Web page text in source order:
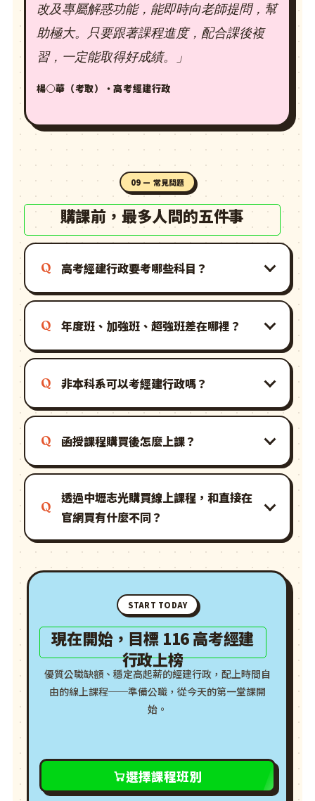
改及專屬解惑功能，能即時向老師提問，幫
助極大。只要跟著課程進度，配合課後複
習，一定能取得好成績。」
楊○華（考取）・高考經建行政
09 — 常見問題
購課前，最多人問的五件事
高考經建行政要考哪些科目？
年度班、加強班、超強班差在哪裡？
非本科系可以考經建行政嗎？
函授課程購買後怎麼上課？
透過中壢志光購買線上課程，和直接在
官網買有什麼不同？
START TODAY
現在開始，目標 116 高考經建
行政上榜
優質公職缺額、穩定高起薪的經建行政，配上時間自
由的線上課程──準備公職，從今天的第一堂課開
始。
選擇課程班別